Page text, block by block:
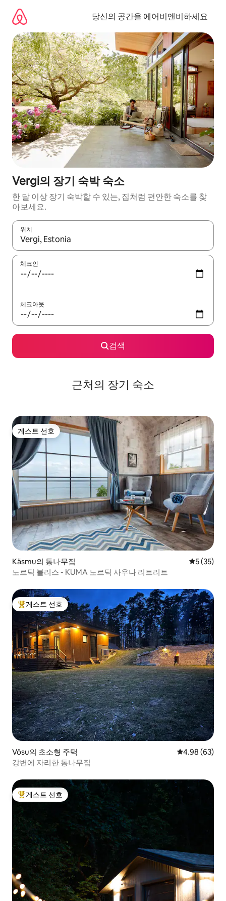
당신의 공간을 에어비앤비하세요
Vergi의 장기 숙박 숙소
한 달 이상 장기 숙박할 수 있는, 집처럼 편안한 숙소를 찾
아보세요.
위치
결과가 나오면 위·아래 화살표 키를 사용하거나 터치 또는 스와이
체크인
체크아웃
검색
근처의 장기 숙소
게스트 선호
게스트 선호
Käsmu의 통나무집 평점 5점
5 (35)
노르딕 블리스 - KUMA 노르딕 사우나 리트리트
상위 게스트 선호
게스트 선호
Võsu의 초소형 주택 평점 4.98점(5
4.98 (63)
강변에 자리한 통나무집
상위 게스트 선호
게스트 선호